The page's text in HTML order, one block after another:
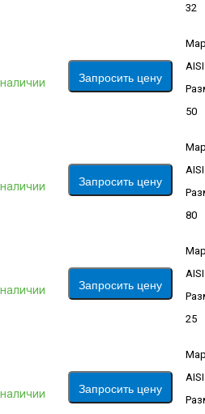
32
Запросить цену
50
Запросить цену
80
Запросить цену
25
Запросить цену